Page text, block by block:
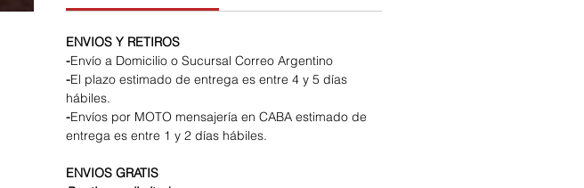
ENVIOS Y RETIROS
-Envío a Domicilio o Sucursal Correo Argentino
-El plazo estimado de entrega es entre 4 y 5 días
hábiles.
-Envíos por MOTO mensajería en CABA estimado de
entrega es entre 1 y 2 días hábiles.
ENVIOS GRATIS